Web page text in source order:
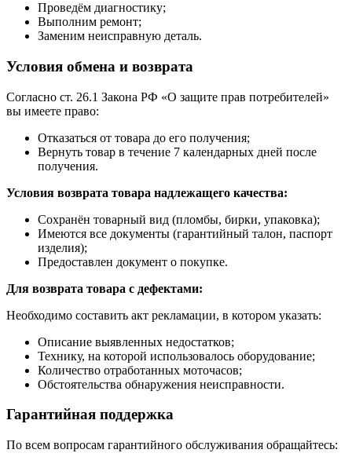
Проведём диагностику;
Выполним ремонт;
Заменим неисправную деталь.
Условия обмена и возврата
Согласно ст. 26.1 Закона РФ «О защите прав потребителей»
вы имеете право:
Отказаться от товара до его получения;
Вернуть товар в течение 7 календарных дней после
получения.
Условия возврата товара надлежащего качества:
Сохранён товарный вид (пломбы, бирки, упаковка);
Имеются все документы (гарантийный талон, паспорт
изделия);
Предоставлен документ о покупке.
Для возврата товара с дефектами:
Необходимо составить акт рекламации, в котором указать:
Описание выявленных недостатков;
Технику, на которой использовалось оборудование;
Количество отработанных моточасов;
Обстоятельства обнаружения неисправности.
Гарантийная поддержка
По всем вопросам гарантийного обслуживания обращайтесь: